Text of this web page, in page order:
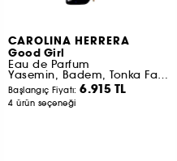
CAROLINA HERRERA
Good Girl
Eau de Parfum
Yasemin, Badem, Tonka Fasülyesi
Başlangıç Fiyatı:6.915 TL
4 ürün seçeneği